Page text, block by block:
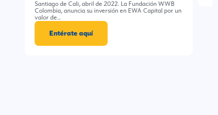
Santiago de Cali, abril de 2022. La Fundación WWB
Colombia, anuncia su inversión en EWA Capital por un
valor de…
Entérate aquí